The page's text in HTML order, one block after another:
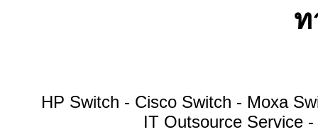
ท
HP Switch - Cisco Switch - Moxa
IT Outsource Service